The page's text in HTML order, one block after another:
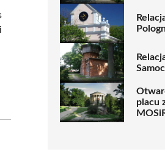
placu